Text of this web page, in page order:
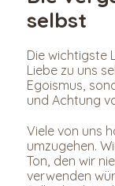
selbst
Die wichtigste
Liebe zu uns
Egoismus,
und Achtung
Viele von uns
umzugehen.
Ton, den wir
verwenden